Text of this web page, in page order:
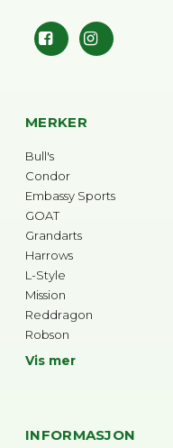
MERKER
Bull's
Condor
Embassy Sports
GOAT
Grandarts
Harrows
L-Style
Mission
Reddragon
Robson
Vis mer
INFORMASJON